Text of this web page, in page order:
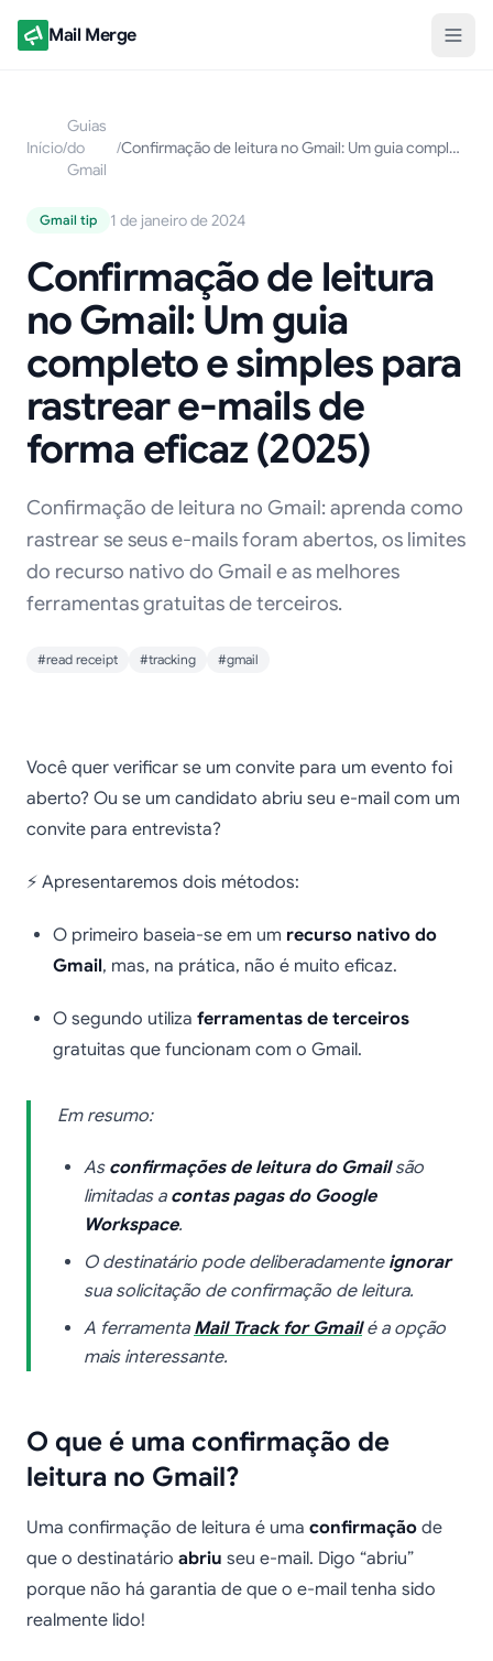
Mail Merge
Início/
Guias
do
Gmail
/ Confirmação de leitura no Gmail: Um guia completo e simples para rastrear e-mails de forma eficaz (2025)
Gmail tip 1 de janeiro de 2024
Confirmação de leitura
no Gmail: Um guia
completo e simples para
rastrear e-mails de
forma eficaz (2025)
Confirmação de leitura no Gmail: aprenda como
rastrear se seus e-mails foram abertos, os limites
do recurso nativo do Gmail e as melhores
ferramentas gratuitas de terceiros.
#read receipt #tracking #gmail
Confirmação de leitura
no Gmail: Um guia
completo e simples
para rastrear e-mails
de forma eficaz (2025)
Você quer verificar se um convite para um evento foi
aberto? Ou se um candidato abriu seu e-mail com um
convite para entrevista?
⚡ Apresentaremos dois métodos:
O primeiro baseia-se em um recurso nativo do
Gmail, mas, na prática, não é muito eficaz.
O segundo utiliza ferramentas de terceiros
gratuitas que funcionam com o Gmail.
Em resumo:
As confirmações de leitura do Gmailsão
limitadas a contas pagas do Google
Workspace.
O destinatário pode deliberadamente ignorar
sua solicitação de confirmação de leitura.
A ferramenta Mail Track for Gmailé a opção
mais interessante.
O que é uma confirmação de
leitura no Gmail?
Uma confirmação de leitura é uma confirmação de
que o destinatário abriu seu e-mail. Digo “abriu”
porque não há garantia de que o e-mail tenha sido
realmente lido!